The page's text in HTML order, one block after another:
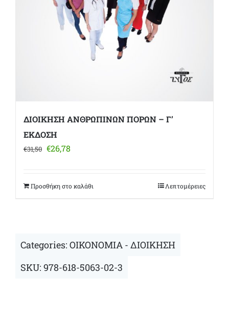
ΔΙΟΙΚΗΣΗ ΑΝΘΡΩΠΙΝΩΝ ΠΟΡΩΝ – Γ’
ΕΚΔΟΣΗ
€31,50 Original
€31,50.
€26,78Η
είναι:
Προσθήκη στο καλάθι Λεπτομέρειες
Categories: ΟΙΚΟΝΟΜΙΑ - ΔΙΟΙΚΗΣΗ
SKU: 978-618-5063-02-3